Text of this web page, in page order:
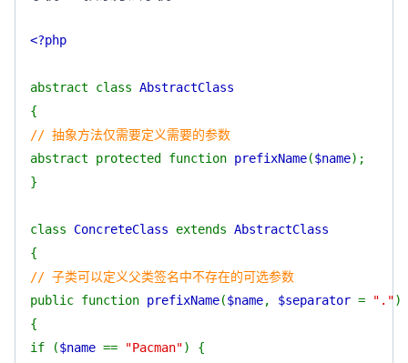
<?php
abstract class AbstractClass
{
// 抽象方法仅需要定义需要的参数
abstract protected function prefixName($name);
}
class ConcreteClass extends AbstractClass
{
// 子类可以定义父类签名中不存在的可选参数
public function prefixName($name, $separator = ".")
{
if ($name == "Pacman") {